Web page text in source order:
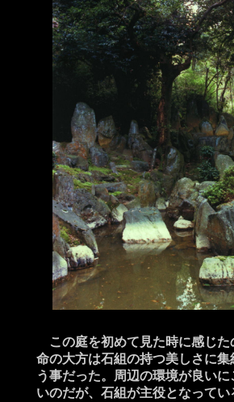
この庭を初めて見た時に感じた
命の大方は石組の持つ美しさに集
う事だった。周辺の環境が良い
いのだが、石組が主役となってい